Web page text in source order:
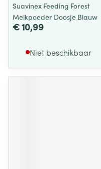
Suavinex Feeding Forest
Melkpoeder Doosje Blauw
€ 10,99
Niet beschikbaar